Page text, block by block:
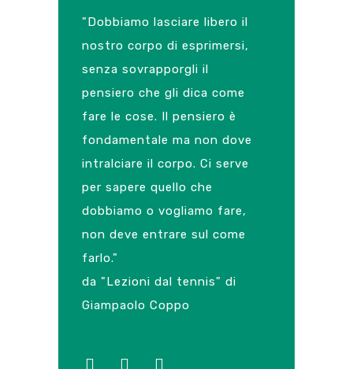
"Dobbiamo lasciare libero il
nostro corpo di esprimersi,
senza sovrapporgli il
pensiero che gli dica come
fare le cose. Il pensiero è
fondamentale ma non dove
intralciare il corpo. Ci serve
per sapere quello che
dobbiamo o vogliamo fare,
non deve entrare sul come
farlo."
da "Lezioni dal tennis" di
Giampaolo Coppo